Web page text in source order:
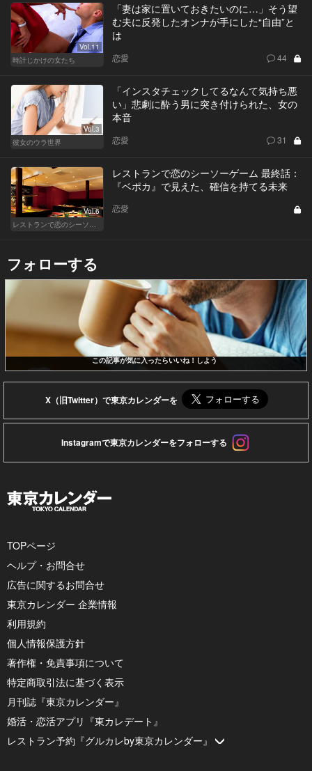
Vol.11
時計じかけの女たち
「妻は家に置いておきたいのに…」そう望
む夫に反発したオンナが手にした“自由”と
は
恋愛 44
Vol.3
彼女のウラ世界
「インスタチェックしてるなんて気持ち悪
い」悲劇に酔う男に突き付けられた、女の
本音
恋愛 31
Vol.6
レストランで恋のシーソーゲーム 最終話：
『ベポカ』で見えた、確信を持てる未来
恋愛
フォローする
この記事が気に入ったらいいね！しよう
X（旧Twitter）で東京カレンダーを
Instagramで東京カレンダーをフォローする
TOPページ
ヘルプ・お問合せ
広告に関するお問合せ
東京カレンダー 企業情報
利用規約
個人情報保護方針
著作権・免責事項について
特定商取引法に基づく表示
月刊誌『東京カレンダー』
婚活・恋活アプリ『東カレデート』
レストラン予約『グルカレby東京カレンダー』